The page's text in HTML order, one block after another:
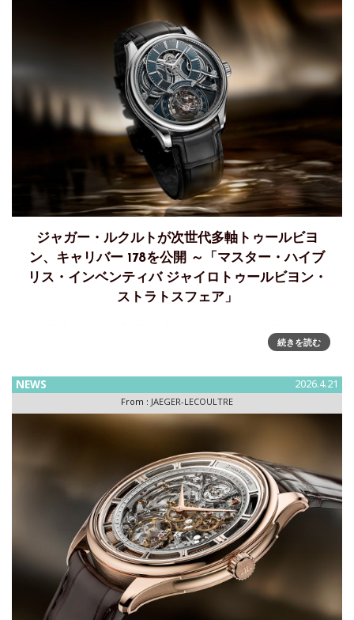
ジャガー・ルクルトが次世代多軸トゥールビヨ
ン、キャリバー 178を公開 ～「マスター・ハイブ
リス・インベンティバ ジャイロトゥールビヨン・
ストラトスフェア」
ビヨン・ストラトスフェア」～キャリバー 178、次世代多軸
バ・ジャイロトゥールビヨン・ストラトスフェアは、約 2世
紀前にジャ
続きを読む
NEWS 2026.4.21
From : JAEGER-LECOULTRE